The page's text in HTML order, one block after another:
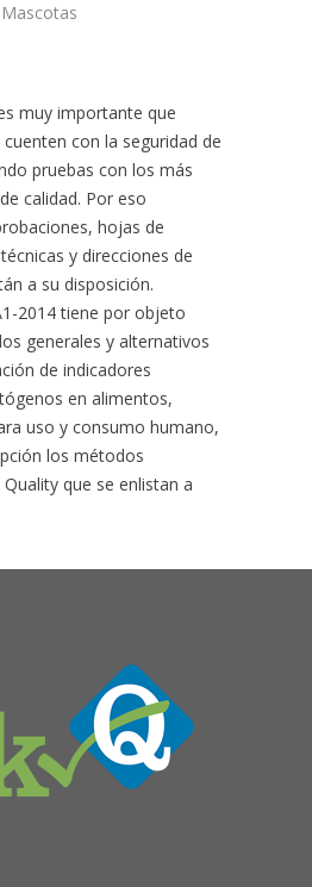
muy importante que
con la seguridad de
pruebas con los más
calidad. Por eso
hojas de
y direcciones de
a su disposición.
2014 tiene por objeto
generales y alternativos
de indicadores
en alimentos,
uso y consumo humano,
los métodos
que se enlistan a